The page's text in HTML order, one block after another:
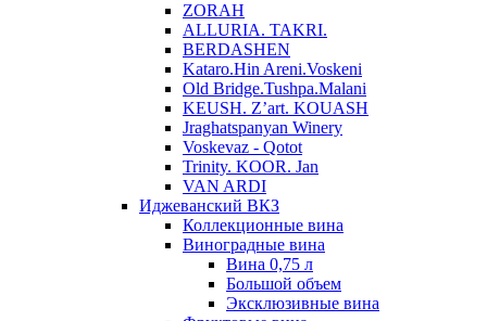
ZORAH
ALLURIA. TAKRI.
BERDASHEN
Kataro.Hin Areni.Voskeni
Old Bridge.Tushpa.Malani
KEUSH. Z’art. KOUASH
Jraghatspanyan Winery
Voskevaz - Qotot
Trinity. KOOR. Jan
VAN ARDI
Иджеванский ВКЗ
Коллекционные вина
Виноградные вина
Вина 0,75 л
Большой объем
Эксклюзивные вина